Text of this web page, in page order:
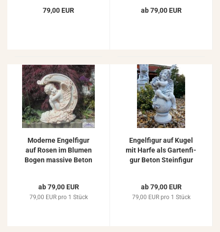
79,00 EUR
ab 79,00 EUR
Mo­der­ne En­gel­fi­gur
auf Rosen im Blu­men
Bogen mas­si­ve Beton
ab 79,00 EUR
79,00 EUR pro 1 Stück
En­gel­fi­gur auf Kugel
mit Harfe als Gar­ten­fi­
gur Beton Stein­fi­gur
ab 79,00 EUR
79,00 EUR pro 1 Stück